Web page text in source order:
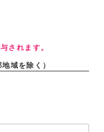
されます。
域を除く）